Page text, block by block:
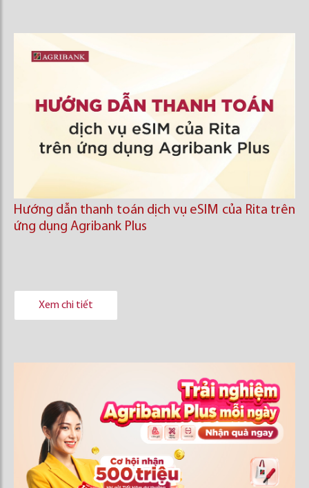
Hướng dẫn thanh toán dịch vụ eSIM của Rita trên
ứng dụng Agribank Plus
Xem chi tiết